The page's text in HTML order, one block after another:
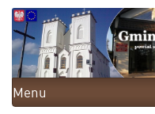
Menu